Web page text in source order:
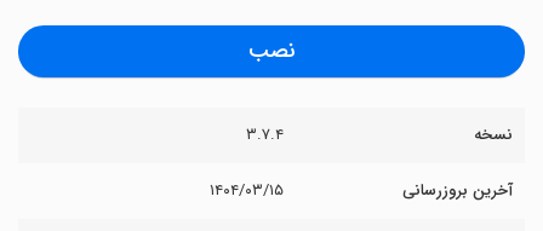
نصب
نسخه ۳.۷.۴
آخرین بروزرسانی ۱۴۰۴/۰۳/۱۵